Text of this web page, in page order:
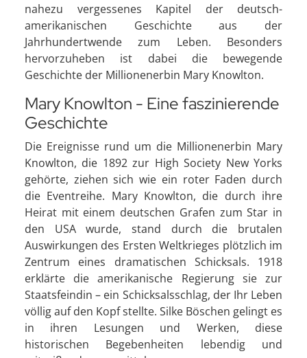
nahezu vergessenes Kapitel der deutsch-
amerikanischen Geschichte aus der
Jahrhundertwende zum Leben. Besonders
hervorzuheben ist dabei die bewegende
Geschichte der Millionenerbin Mary Knowlton.
Mary Knowlton - Eine faszinierende
Geschichte
Die Ereignisse rund um die Millionenerbin Mary
Knowlton, die 1892 zur High Society New Yorks
gehörte, ziehen sich wie ein roter Faden durch
die Eventreihe. Mary Knowlton, die durch ihre
Heirat mit einem deutschen Grafen zum Star in
den USA wurde, stand durch die brutalen
Auswirkungen des Ersten Weltkrieges plötzlich im
Zentrum eines dramatischen Schicksals. 1918
erklärte die amerikanische Regierung sie zur
Staatsfeindin – ein Schicksalsschlag, der Ihr Leben
völlig auf den Kopf stellte. Silke Böschen gelingt es
in ihren Lesungen und Werken, diese
historischen Begebenheiten lebendig und